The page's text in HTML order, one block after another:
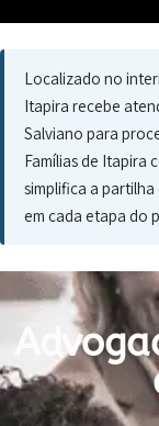
Localizado no
Itapira recebe
Salviano para
Famílias de Itapira
simplifica a
em cada etapa do